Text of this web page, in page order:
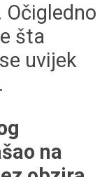
šta
uvijek
na